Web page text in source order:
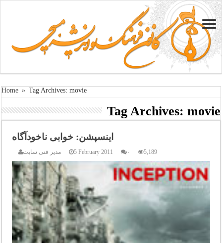
Home » Tag Archives: movie
Tag Archives: movie
اینسپشن: خوابی ناخودآگاه
مدیر فنی سایت 5 February 2011 ۰ 5,189